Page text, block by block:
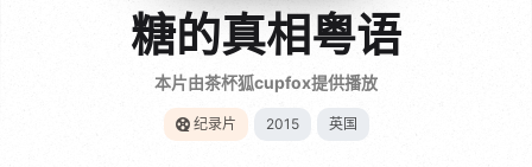
糖的真相粤语
本片由茶杯狐cupfox提供播放
纪录片 2015 英国